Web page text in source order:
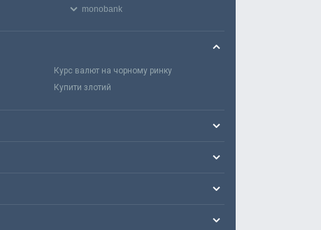
monobank
Курс валют на чорному ринку
Купити злотий